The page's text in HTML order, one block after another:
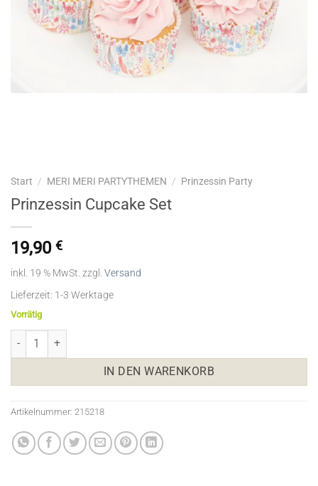
Start / MERI MERI PARTYTHEMEN / Prinzessin Party
Prinzessin Cupcake Set
19,90 €
inkl. 19 % MwSt. zzgl. Versand
Lieferzeit: 1-3 Werktage
Vorrätig
Prinzessin Cupcake Set Menge
IN DEN WARENKORB
Artikelnummer: 215218